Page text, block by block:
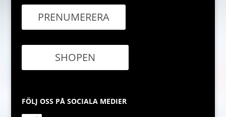
PRENUMERERA
SHOPEN
FÖLJ OSS PÅ SOCIALA MEDIER